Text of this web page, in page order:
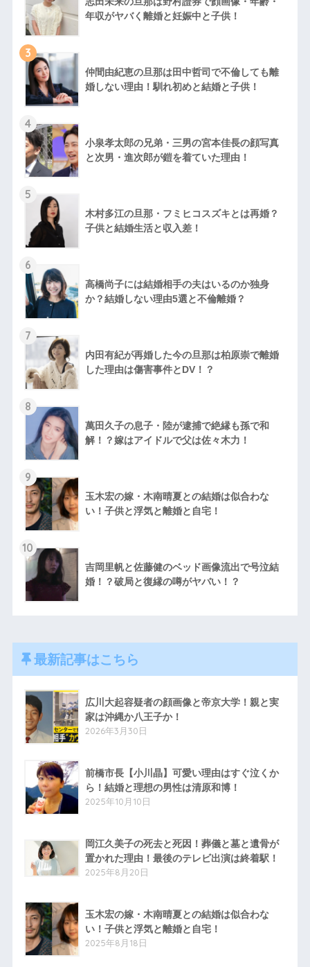
年収がヤバく離婚と妊娠中と子供！
3
仲間由紀恵の旦那は田中哲司で不倫しても離
婚しない理由！馴れ初めと結婚と子供！
4
小泉孝太郎の兄弟・三男の宮本佳長の顔写真
と次男・進次郎が鎧を着ていた理由！
5
木村多江の旦那・フミヒコスズキとは再婚？
子供と結婚生活と収入差！
6
高橋尚子には結婚相手の夫はいるのか独身
か？結婚しない理由5選と不倫離婚？
7
内田有紀が再婚した今の旦那は柏原崇で離婚
した理由は傷害事件とDV！？
8
萬田久子の息子・陸が逮捕で絶縁も孫で和
解！？嫁はアイドルで父は佐々木力！
9
玉木宏の嫁・木南晴夏との結婚は似合わな
い！子供と浮気と離婚と自宅！
10
吉岡里帆と佐藤健のベッド画像流出で号泣結
婚！？破局と復縁の噂がヤバい！？
最新記事はこちら
広川大起容疑者の顔画像と帝京大学！親と実
家は沖縄か八王子か！
2026年3月30日
前橋市長【小川晶】可愛い理由はすぐ泣くか
ら！結婚と理想の男性は清原和博！
2025年10月10日
岡江久美子の死去と死因！葬儀と墓と遺骨が
置かれた理由！最後のテレビ出演は終着駅！
2025年8月20日
玉木宏の嫁・木南晴夏との結婚は似合わな
い！子供と浮気と離婚と自宅！
2025年8月18日